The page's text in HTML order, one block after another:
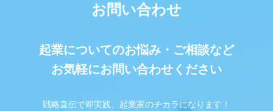
お問い合わせ
起業についてのお悩み・ご相談など
お気軽にお問い合わせください
戦略直伝で即実践、起業家のチカラになります！